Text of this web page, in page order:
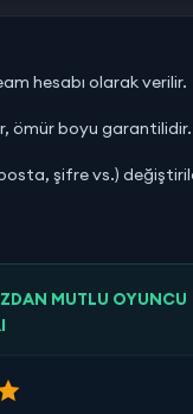
hesabı olarak verilir.
ömür boyu garantilidir.
şifre vs.)
MUTLU OYUNCU